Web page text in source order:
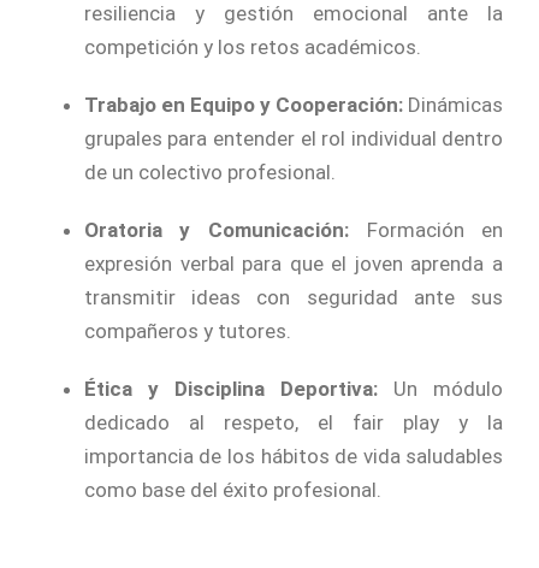
resiliencia y gestión emocional ante la
competición y los retos académicos.
Trabajo en Equipo y Cooperación: Dinámicas
grupales para entender el rol individual dentro
de un colectivo profesional.
Oratoria y Comunicación: Formación en
expresión verbal para que el joven aprenda a
transmitir ideas con seguridad ante sus
compañeros y tutores.
Ética y Disciplina Deportiva: Un módulo
dedicado al respeto, el fair play y la
importancia de los hábitos de vida saludables
como base del éxito profesional.